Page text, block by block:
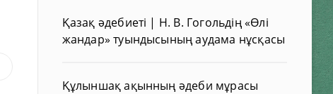
Қазақ әдебиеті | Н. В. Гогольдің «Өлі
жандар» туындысының аудама нұсқасы
Құлыншақ ақынның әдеби мұрасы